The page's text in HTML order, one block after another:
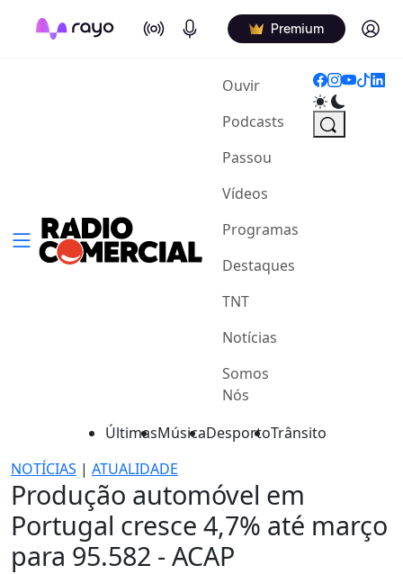
On Air Podcasts Premium Log in
Ouvir(current)
Podcasts
Passou
Vídeos
Programas
Destaques
TNT
Notícias
Somos
Nós
ÚltimasMúsicaDesportoTrânsito
NOTÍCIAS | ATUALIDADE
Produção automóvel em
Portugal cresce 4,7% até março
para 95.582 - ACAP